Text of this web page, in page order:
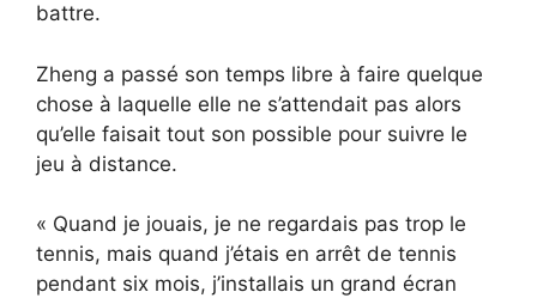
battre.
Zheng a passé son temps libre à faire quelque
chose à laquelle elle ne s’attendait pas alors
qu’elle faisait tout son possible pour suivre le
jeu à distance.
« Quand je jouais, je ne regardais pas trop le
tennis, mais quand j’étais en arrêt de tennis
pendant six mois, j’installais un grand écran